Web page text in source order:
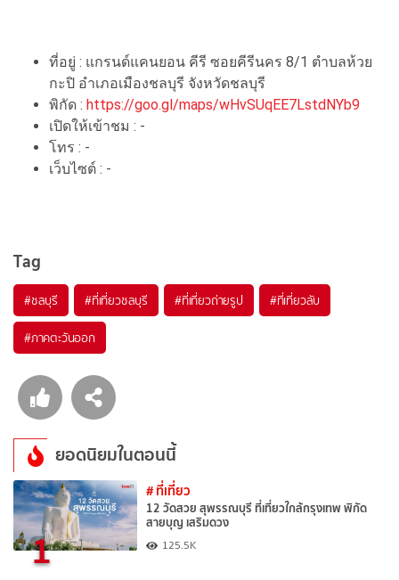
ที่อยู่ : แกรนด์แคนยอน คีรี ซอยคีรีนคร 8/1 ตำบลห้วย
กะปิ อำเภอเมืองชลบุรี จังหวัดชลบุรี
พิกัด : https://goo.gl/maps/wHvSUqEE7LstdNYb9
เปิดให้เข้าชม : -
โทร : -
เว็บไซต์ : -
Tag
#ชลบุรี #ที่เที่ยวชลบุรี #ที่เที่ยวถ่ายรูป #ที่เที่ยวลับ
#ภาคตะวันออก
ยอดนิยมในตอนนี้
1
# ที่เที่ยว
12 วัดสวย สุพรรณบุรี ที่เที่ยวใกล้กรุงเทพ พิกัด
สายบุญ เสริมดวง
125.5K